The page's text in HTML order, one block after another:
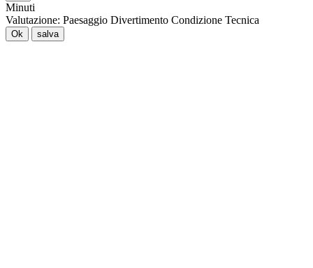
Minuti
Valutazione: Paesaggio Divertimento Condizione Tecnica
Ok salva